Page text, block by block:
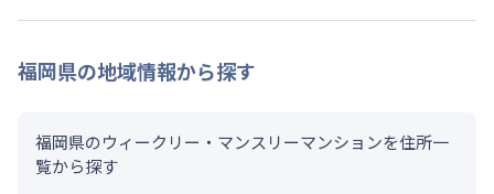
福岡県の地域情報から探す
福岡県のウィークリー・マンスリーマンションを住所一
覧から探す